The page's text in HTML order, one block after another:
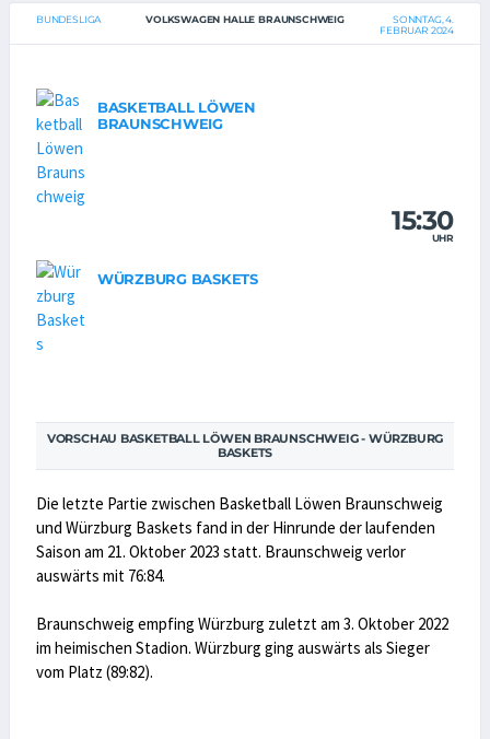
BUNDESLIGA VOLKSWAGEN HALLE BRAUNSCHWEIG
SONNTAG, 4.
FEBRUAR 2024
BASKETBALL LÖWEN
BRAUNSCHWEIG
15:30
UHR
WÜRZBURG BASKETS
VORSCHAU BASKETBALL LÖWEN BRAUNSCHWEIG - WÜRZBURG
BASKETS
Die letzte Partie zwischen Basketball Löwen Braunschweig
und Würzburg Baskets fand in der Hinrunde der laufenden
Saison am 21. Oktober 2023 statt. Braunschweig verlor
auswärts mit 76:84.
Braunschweig empfing Würzburg zuletzt am 3. Oktober 2022
im heimischen Stadion. Würzburg ging auswärts als Sieger
vom Platz (89:82).